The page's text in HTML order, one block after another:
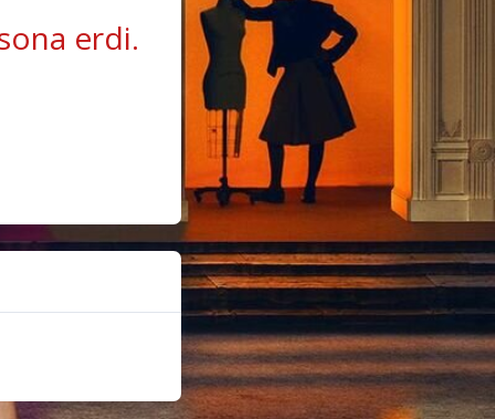
erdi.